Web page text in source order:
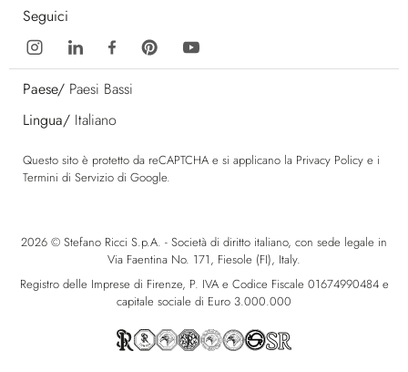
Seguici
Paese/ Paesi Bassi
Lingua/ Italiano
Questo sito è protetto da reCAPTCHA e si applicano la Privacy Policy e i
Termini di Servizio di Google.
2026 © Stefano Ricci S.p.A. - Società di diritto italiano, con sede legale in
Via Faentina No. 171, Fiesole (FI), Italy.
Registro delle Imprese di Firenze, P. IVA e Codice Fiscale 01674990484 e
capitale sociale di Euro 3.000.000